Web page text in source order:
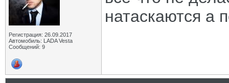
Регистрация: 26.09.2017
Автомобиль: LADA Vesta
Сообщений: 9
натаскаются а